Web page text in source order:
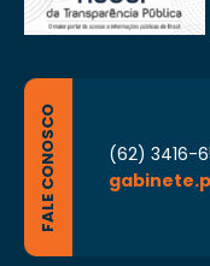
FALE CONOSCO
(62) 3416-